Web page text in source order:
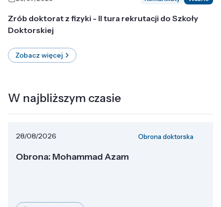
Zrób doktorat z fizyki - II tura rekrutacji do Szkoły
Doktorskiej
Zobacz więcej
W najbliższym czasie
28/08/2026 Obrona doktorska
Obrona: Mohammad Azam